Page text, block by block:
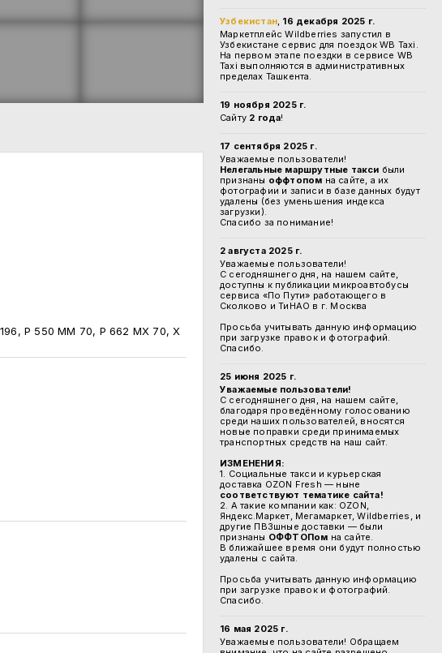
196, Р 550 ММ 70, Р 662 МХ 70, Х
Узбекистан, 16 декабря 2025 г.
Маркетплейс Wildberries запустил в
Узбекистане сервис для поездок WB Taxi.
На первом этапе поездки в сервисе WB
Taxi выполняются в административных
пределах Ташкента.
19 ноября 2025 г.
Сайту 2 года!
17 сентября 2025 г.
Уважаемые пользователи!
Нелегальные маршрутные такси были
признаны оффтопом на сайте, а их
фотографии и записи в базе данных будут
удалены (без уменьшения индекса
загрузки).
Спасибо за понимание!
2 августа 2025 г.
Уважаемые пользователи!
С сегодняшнего дня, на нашем сайте,
доступны к публикации микроавтобусы
сервиса «По Пути» работающего в
Сколково и ТиНАО в г. Москва
Просьба учитывать данную информацию
при загрузке правок и фотографий.
Спасибо.
25 июня 2025 г.
Уважаемые пользователи!
С сегодняшнего дня, на нашем сайте,
благодаря проведённому голосованию
среди наших пользователей, вносятся
новые поправки среди принимаемых
транспортных средств на наш сайт.
ИЗМЕНЕНИЯ:
1. Социальные такси и курьерская
доставка OZON Fresh — ныне
соответствуют тематике сайта!
2. А такие компании как: OZON,
Яндекс.Маркет, Мегамаркет, Wildberries, и
другие ПВЗшные доставки — были
признаны ОФФТОПом на сайте.
В ближайшее время они будут полностью
удалены с сайта.
Просьба учитывать данную информацию
при загрузке правок и фотографий.
Спасибо.
16 мая 2025 г.
Уважаемые пользователи! Обращаем